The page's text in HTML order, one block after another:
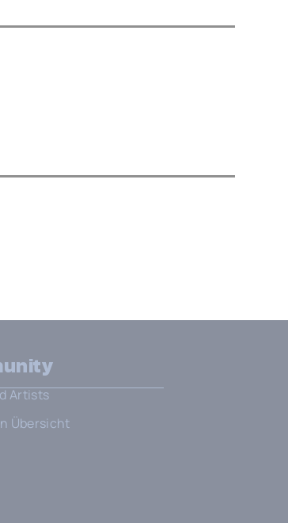
Artists
Übersicht